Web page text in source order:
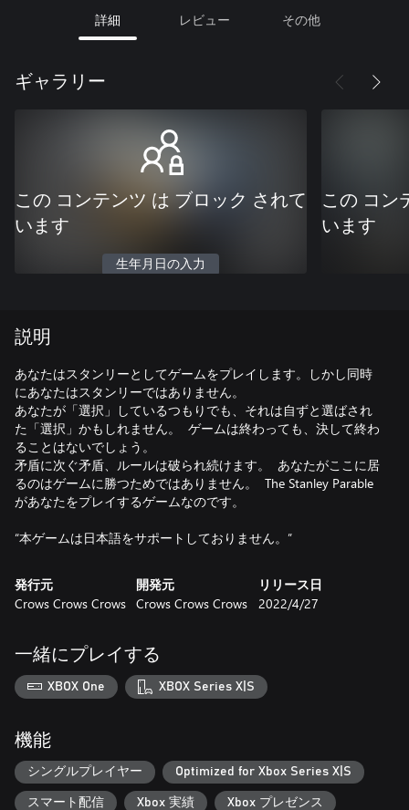
詳細 レビュー その他
ギャラリー
この コンテンツ は ブロック されて
います
生年月日の入力
この コン
います
説明
あなたはスタンリーとしてゲームをプレイします。しかし同時
にあなたはスタンリーではありません。
あなたが「選択」しているつもりでも、それは自ずと選ばされ
た「選択」かもしれません。 ゲームは終わっても、決して終わ
ることはないでしょう。
矛盾に次ぐ矛盾、ルールは破られ続けます。 あなたがここに居
るのはゲームに勝つためではありません。 The Stanley Parable
があなたをプレイするゲームなのです。
“本ゲームは日本語をサポートしておりません。”
発行元
Crows Crows Crows
開発元
Crows Crows Crows
リリース日
2022/4/27
一緒にプレイする
XBOX One XBOX Series X|S
機能
シングルプレイヤー Optimized for Xbox Series X|S
スマート配信 Xbox 実績 Xbox プレゼンス